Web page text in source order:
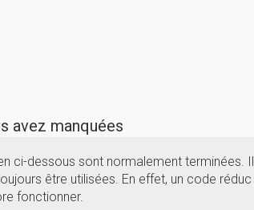
avez manquées
ci-dessous sont normalement terminées. Il
être utilisées. En effet, un code réduc
fonctionner.